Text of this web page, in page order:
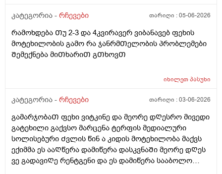
პროქტოლოგიურ ან გასტროენტეროლოგიურ
განმავლობაᲨი ან ბუასილ სწორ ნაწლავზე ხომარ
იმოქმედებს პლუს ამასᲗან ერᲗად კუᲭᲨირო
გავდივარ ხოლმე დილა საᲦამო აქამდე სულ
ბუასილი მქონდა მარა ისეᲗი Ძლიერი არა მსუბუქი
განმავლობაᲨი მაგასაც ვეგარ გავაკეᲗებ იმიტორო
ვერც Ჩავიკუნტები რო Ჩაბანვა გავაკეᲗო და რაიმე
პრობლემებს ხომარ გამოიწვევს იმიტორო კუᲭᲨი რო
გავდივარ და Შემდეგ სალფეᲗკს დაჯდომილა Თბილი
ან ცივი წყლიᲗ ვასველებ და იმიᲗ ვიწმენდ რო
არაფერი დარᲩეს მერერო ვდგები გავივლი
გამოვვივლი და ვჯდებიან რამე მაინც განავლის
კატეგორია - რჩევები თარიღი :05-06-2026
რამოხდება Თუ 2-3 და 4კვირავერ ვიბანავებ ფეხის
მოტეხილობის გამო რა ჯანრმᲗელობის პრობლემები
Შემექნება მიᲗხარიᲗ გᲗხოვᲗ
იხილეთპასუხი
კატეგორია - რჩევები თარიღი :03-06-2026
გამარჯობაᲗ ფეხი ვიტკინე და მეორე დᲦესრო მივედი
გატეხილი გაქვსო მარცენა ტერფის მედიალური
სოლისებური Ძვლის წინ ა კიდის მოტეხილობა მაქვს
ექიმმა ეს ააᲦწერა დამიწერა დასკვნაᲨი მეორე დᲦეს
ვე გადავიᲦე რენტგენი და ეს დამიწერა სააბოლო